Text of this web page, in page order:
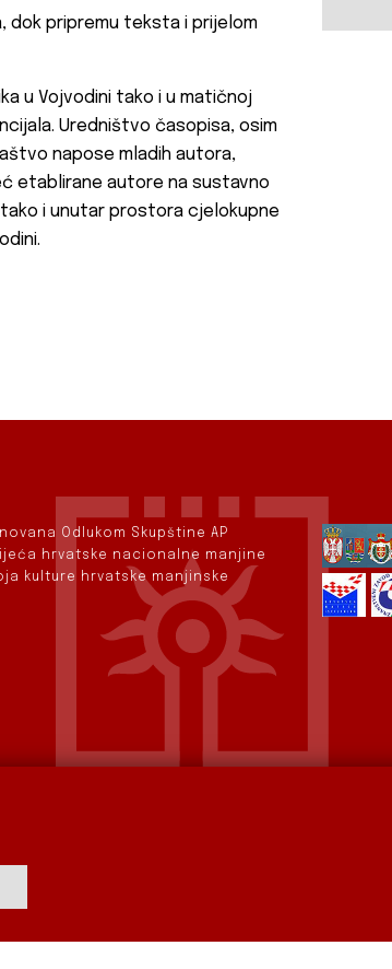
dok pripremu teksta i prijelom
u Vojvodini tako i u matičnoj
Uredništvo časopisa, osim
napose mladih autora,
etablirane autore na sustavno
i unutar prostora cjelokupne
Odlukom Skupštine AP
hrvatske nacionalne manjine
kulture hrvatske manjinske